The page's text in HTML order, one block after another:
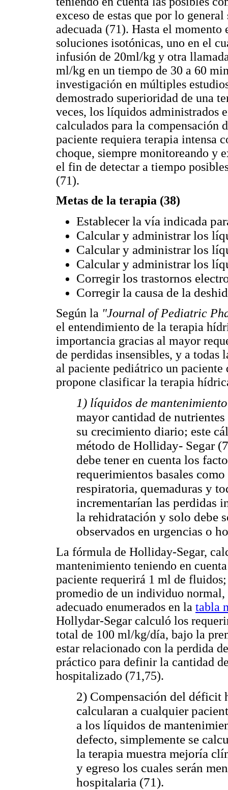
exceso de estas que por lo
adecuada (71). Hasta el momento
soluciones isotónicas, uno en el
infusión de 20ml/kg y otra
ml/kg en un tiempo de 30 a 60
investigación en múltiples
demostrado superioridad de una
veces, los líquidos administrados
calculados para la compensación
paciente requiera terapia intensa
choque, siempre monitoreando y
el fin de detectar a tiempo
(71).
Metas de la terapia (38)
Establecer la vía indicada
Calcular y administrar los
Calcular y administrar los
Calcular y administrar los
Corregir los trastornos
Corregir la causa de la
Según la "Journal of Pediatric
el entendimiento de la terapia
importancia gracias al mayor
de perdidas insensibles, y a todas
al paciente pediátrico un
propone clasificar la terapia
1) líquidos de
mayor cantidad de
su crecimiento diario; este
método de Holliday- Segar
debe tener en cuenta los
requerimientos basales
respiratoria, quemaduras y
incrementarían las perdidas
la rehidratación y solo debe
observados en urgencias o
La fórmula de Holliday-Segar,
mantenimiento teniendo en
paciente requerirá 1 ml de
promedio de un individuo normal,
adecuado enumerados en la tabla
Hollydar-Segar calculó los
total de 100 ml/kg/día, bajo la
estar relacionado con la perdida
práctico para definir la cantidad
hospitalizado (71,75).
2) Compensación del déficit
calcularan a cualquier
a los líquidos de
defecto, simplemente se
la terapia muestra mejoría
y egreso los cuales serán
hospitalaria (71).